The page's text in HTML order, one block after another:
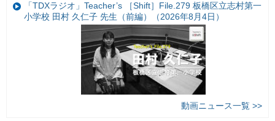
「TDXラジオ」Teacher’s ［Shift］File.279 板橋区立志村第一
小学校 田村 久仁子 先生（前編）（2026年8月4日）
動画ニュース一覧 >>